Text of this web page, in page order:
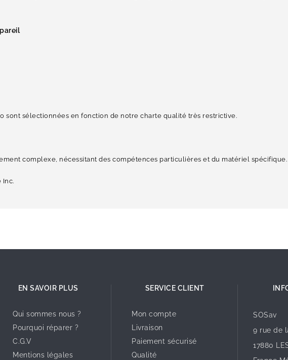
sont sélectionnées en fonction de notre charte qualité très restrictive.
complexe, nécessitant des compétences particulières et du matériel spécifique.
Inc.
EN SAVOIR PLUS
Qui sommes nous ?
Pourquoi réparer ?
C.G.V
Mentions légales
SERVICE CLIENT
Mon compte
Livraison
Paiement sécurisé
Qualité
SOSav
9 rue de
17880